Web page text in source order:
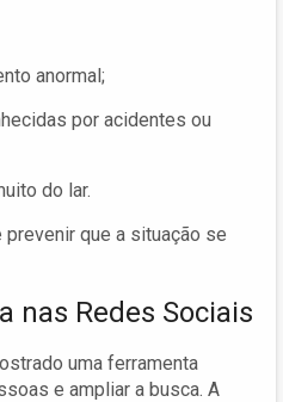
anormal;
por acidentes ou
do lar.
que a situação se
nas Redes Sociais
uma ferramenta
e ampliar a busca. A